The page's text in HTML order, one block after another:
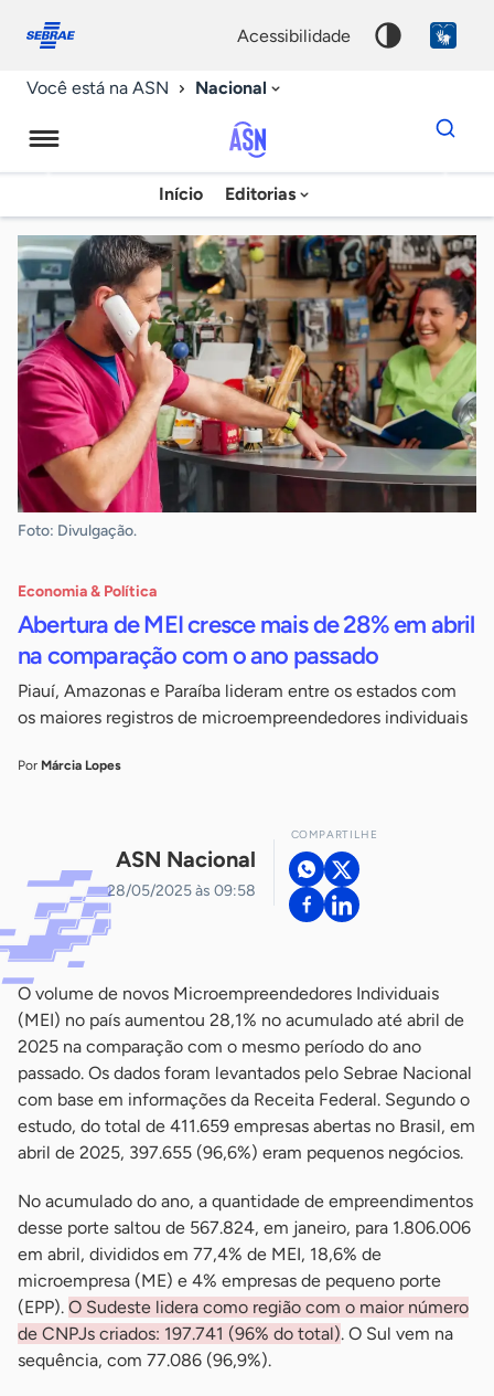
conosco
acessibilidade
Você está na ASN Nacional
Agência
Sebrae
de
Notícias
Início Editorias
Dados
para
chave
Foto: Divulgação.
Economia & Política
Abertura de MEI cresce mais de 28% em abril
na comparação com o ano passado
Piauí, Amazonas e Paraíba lideram entre os estados com
os maiores registros de microempreendedores individuais
Por Márcia Lopes
ASN Nacional
28/05/2025 às 09:58
COMPARTILHE
O volume de novos Microempreendedores Individuais
(MEI) no país aumentou 28,1% no acumulado até abril de
2025 na comparação com o mesmo período do ano
passado. Os dados foram levantados pelo Sebrae Nacional
com base em informações da Receita Federal. Segundo o
estudo, do total de 411.659 empresas abertas no Brasil, em
abril de 2025, 397.655 (96,6%) eram pequenos negócios.
No acumulado do ano, a quantidade de empreendimentos
desse porte saltou de 567.824, em janeiro, para 1.806.006
em abril, divididos em 77,4% de MEI, 18,6% de
microempresa (ME) e 4% empresas de pequeno porte
(EPP). O Sudeste lidera como região com o maior número
de CNPJs criados: 197.741 (96% do total). O Sul vem na
sequência, com 77.086 (96,9%).